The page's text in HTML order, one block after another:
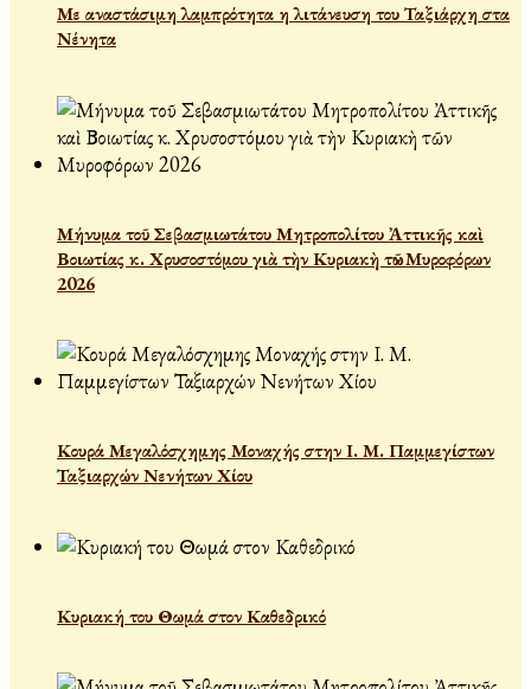
Με αναστάσιμη λαμπρότητα η λιτάνευση του Ταξιάρχη στα
Νένητα
Μήνυμα τοῦ Σεβασμιωτάτου Μητροπολίτου Ἀττικῆς καὶ
Βοιωτίας κ. Χρυσοστόμου γιὰ τὴν Κυριακὴ τῶν Μυροφόρων
2026
Κουρά Μεγαλόσχημης Μοναχής στην Ι. Μ. Παμμεγίστων
Ταξιαρχών Νενήτων Χίου
Κυριακή του Θωμά στον Καθεδρικό